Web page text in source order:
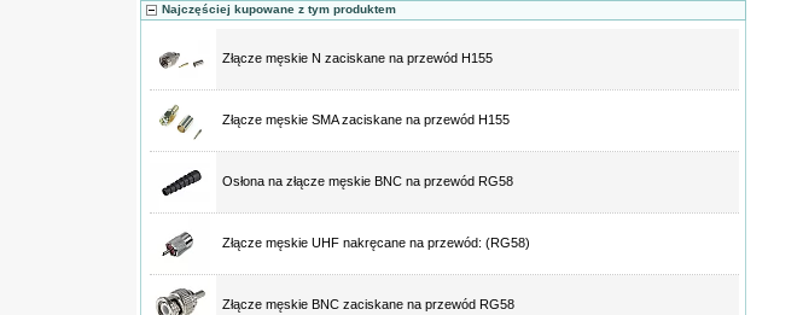
Najczęściej kupowane z tym produktem
Złącze męskie N zaciskane na przewód H155
Złącze męskie SMA zaciskane na przewód H155
Osłona na złącze męskie BNC na przewód RG58
Złącze męskie UHF nakręcane na przewód: (RG58)
Złącze męskie BNC zaciskane na przewód RG58